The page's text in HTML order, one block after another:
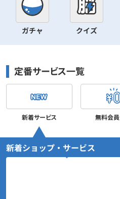
ガチャ クイズ
定番サービス一覧
新着サービス 無料会
新着ショップ・サービス